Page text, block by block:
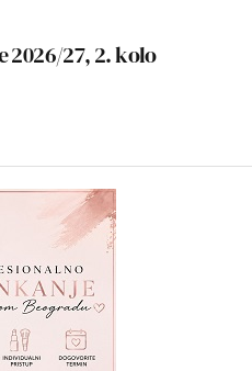
2026/27, 2. kolo